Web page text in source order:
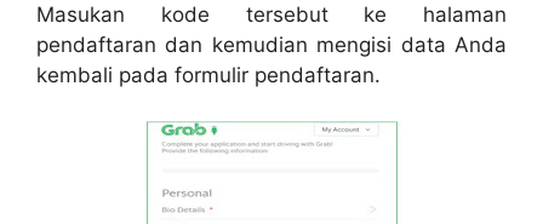
Masukan kode tersebut ke halaman
pendaftaran dan kemudian mengisi data Anda
kembali pada formulir pendaftaran.